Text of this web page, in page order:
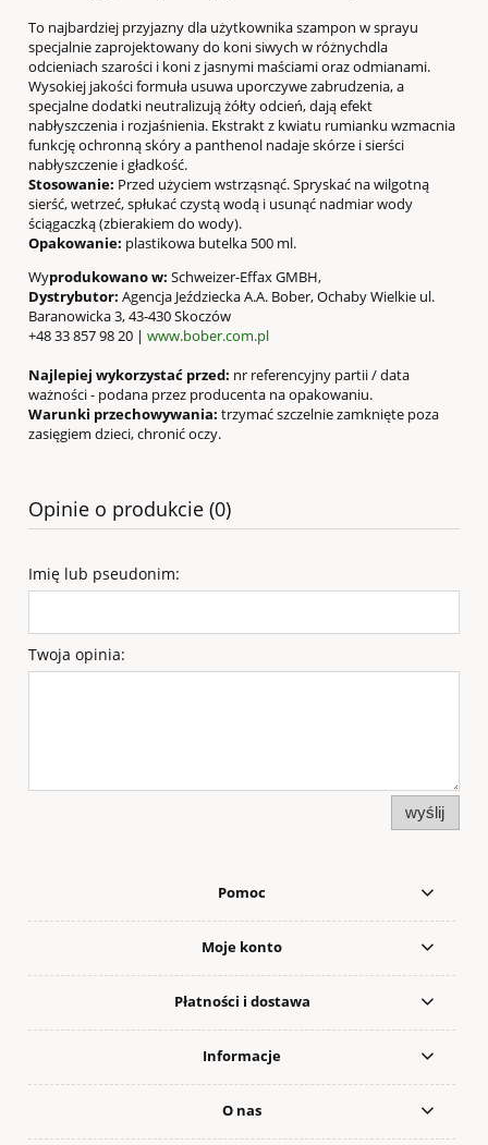
To najbardziej przyjazny dla użytkownika szampon w sprayu
specjalnie zaprojektowany do koni siwych w różnychdla
odcieniach szarości i koni z jasnymi maściami oraz odmianami.
Wysokiej jakości formuła usuwa uporczywe zabrudzenia, a
specjalne dodatki neutralizują żółty odcień, dają efekt
nabłyszczenia i rozjaśnienia. Ekstrakt z kwiatu rumianku wzmacnia
funkcję ochronną skóry a panthenol nadaje skórze i sierści
nabłyszczenie i gładkość.
Stosowanie: Przed użyciem wstrząsnąć. Spryskać na wilgotną
sierść, wetrzeć, spłukać czystą wodą i usunąć nadmiar wody
ściągaczką (zbierakiem do wody).
Opakowanie: plastikowa butelka 500 ml.
Wyprodukowano w: Schweizer-Effax GMBH,
Dystrybutor: Agencja Jeździecka A.A. Bober, Ochaby Wielkie ul.
Baranowicka 3, 43-430 Skoczów
+48 33 857 98 20 | www.bober.com.pl
Najlepiej wykorzystać przed: nr referencyjny partii / data
ważności - podana przez producenta na opakowaniu.
Warunki przechowywania: trzymać szczelnie zamknięte poza
zasięgiem dzieci, chronić oczy.
Opinie o produkcie (0)
Imię lub pseudonim:
Twoja opinia:
wyślij
Pomoc
Moje konto
Płatności i dostawa
Informacje
O nas